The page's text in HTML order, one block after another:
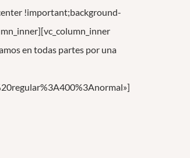
!important;background-
en todas partes por una